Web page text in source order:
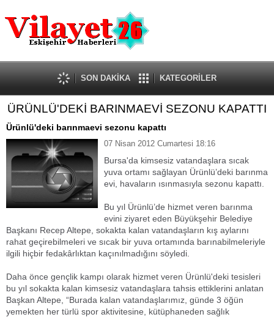
Güncel
Ekonomi
Politika
Eğitim
Spor
Kültür-Sanat
Dünya
Röportaj
Tanıtım Yazısı
SON DAKİKA KATEGORİLER
ÜRÜNLÜ'DEKİ BARINMAEVİ SEZONU KAPATTI
Ürünlü'deki barınmaevi sezonu kapattı
07 Nisan 2012 Cumartesi 18:16
Bursa'da kimsesiz vatandaşlara sıcak
yuva ortamı sağlayan Ürünlü’deki barınma
evi, havaların ısınmasıyla sezonu kapattı.
Bu yıl Ürünlü’de hizmet veren barınma
evini ziyaret eden Büyükşehir Belediye
Başkanı Recep Altepe, sokakta kalan vatandaşların kış aylarını
rahat geçirebilmeleri ve sıcak bir yuva ortamında barınabilmeleriyle
ilgili hiçbir fedakârlıktan kaçınılmadığını söyledi.
Daha önce gençlik kampı olarak hizmet veren Ürünlü'deki tesisleri
bu yıl sokakta kalan kimsesiz vatandaşlara tahsis ettiklerini anlatan
Başkan Altepe, “Burada kalan vatandaşlarımız, günde 3 öğün
yemekten her türlü spor aktivitesine, kütüphaneden sağlık